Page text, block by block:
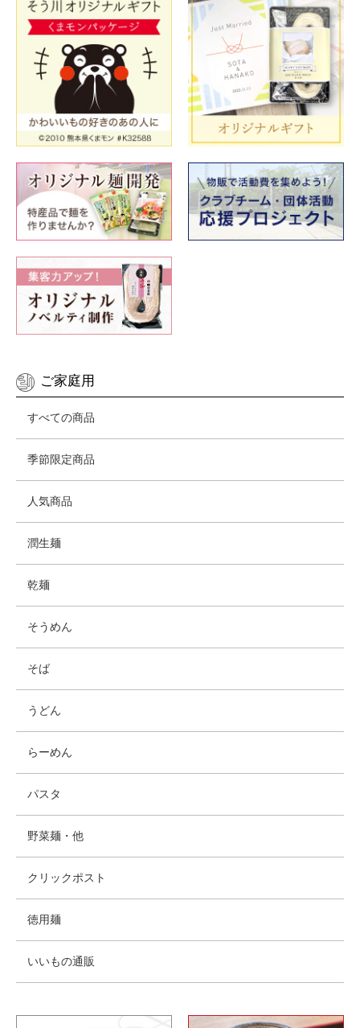
ご家庭用
すべての商品
季節限定商品
人気商品
潤生麺
乾麺
そうめん
そば
うどん
らーめん
パスタ
野菜麺・他
クリックポスト
徳用麺
いいもの通販